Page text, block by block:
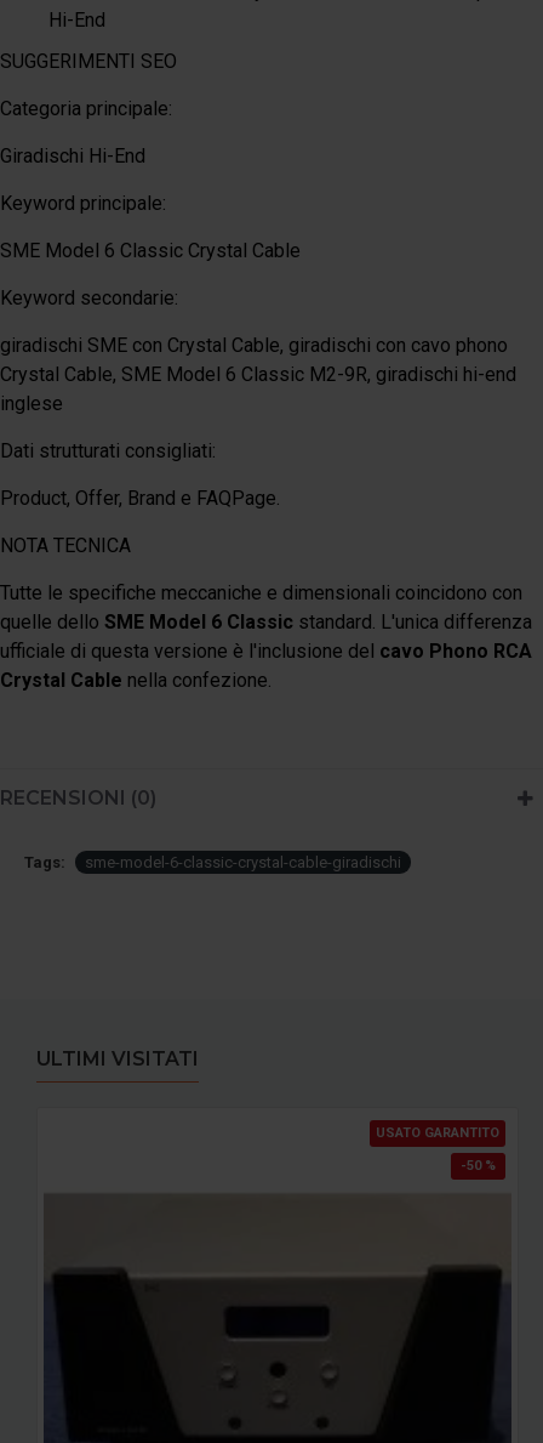
Hi-End
SUGGERIMENTI SEO
Categoria principale:
Giradischi Hi-End
Keyword principale:
SME Model 6 Classic Crystal Cable
Keyword secondarie:
giradischi SME con Crystal Cable, giradischi con cavo phono
Crystal Cable, SME Model 6 Classic M2-9R, giradischi hi-end
inglese
Dati strutturati consigliati:
Product, Offer, Brand e FAQPage.
NOTA TECNICA
Tutte le specifiche meccaniche e dimensionali coincidono con
quelle dello SME Model 6 Classic standard. L'unica differenza
ufficiale di questa versione è l'inclusione del cavo Phono RCA
Crystal Cable nella confezione.
RECENSIONI (0)
Tags: sme-model-6-classic-crystal-cable-giradischi
ULTIMI VISITATI
USATO GARANTITO
-50 %